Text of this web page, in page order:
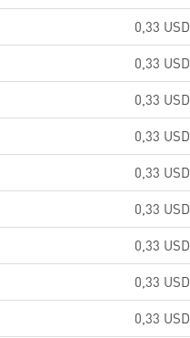
0,33 USD
0,33 USD
0,33 USD
0,33 USD
0,33 USD
0,33 USD
0,33 USD
0,33 USD
0,33 USD